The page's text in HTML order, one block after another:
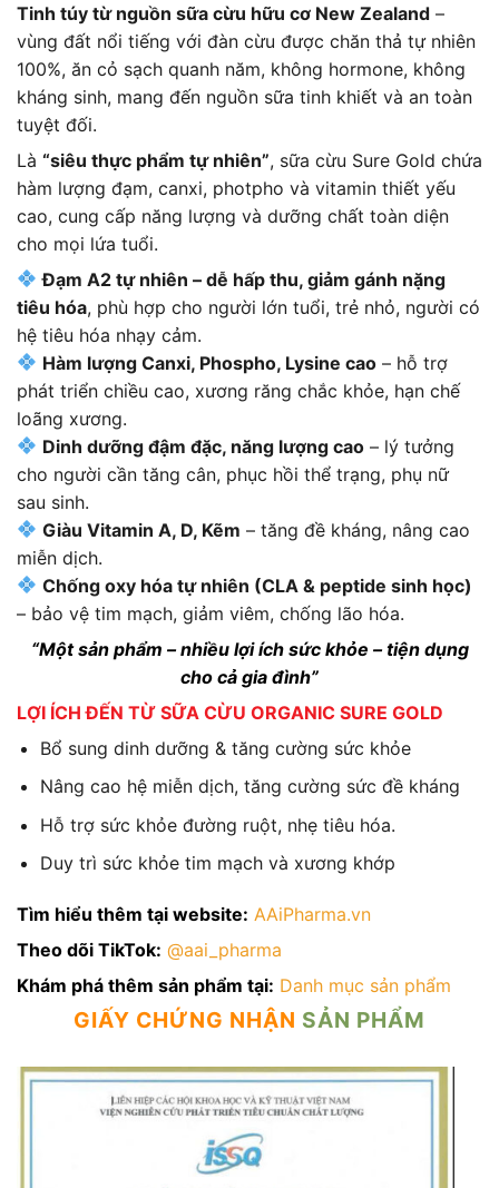
Tinh túy từ nguồn sữa cừu hữu cơ New Zealand –
vùng đất nổi tiếng với đàn cừu được chăn thả tự nhiên
100%, ăn cỏ sạch quanh năm, không hormone, không
kháng sinh, mang đến nguồn sữa tinh khiết và an toàn
tuyệt đối.
Là “siêu thực phẩm tự nhiên”, sữa cừu Sure Gold chứa
hàm lượng đạm, canxi, photpho và vitamin thiết yếu
cao, cung cấp năng lượng và dưỡng chất toàn diện
cho mọi lứa tuổi.
Đạm A2 tự nhiên – dễ hấp thu, giảm gánh nặng
tiêu hóa, phù hợp cho người lớn tuổi, trẻ nhỏ, người có
hệ tiêu hóa nhạy cảm.
Hàm lượng Canxi, Phospho, Lysine cao – hỗ trợ
phát triển chiều cao, xương răng chắc khỏe, hạn chế
loãng xương.
Dinh dưỡng đậm đặc, năng lượng cao – lý tưởng
cho người cần tăng cân, phục hồi thể trạng, phụ nữ
sau sinh.
Giàu Vitamin A, D, Kẽm – tăng đề kháng, nâng cao
miễn dịch.
Chống oxy hóa tự nhiên (CLA & peptide sinh học)
– bảo vệ tim mạch, giảm viêm, chống lão hóa.
“Một sản phẩm – nhiều lợi ích sức khỏe – tiện dụng
cho cả gia đình”
LỢI ÍCH ĐẾN TỪ SỮA CỪU ORGANIC SURE GOLD
Bổ sung dinh dưỡng & tăng cường sức khỏe
Nâng cao hệ miễn dịch, tăng cường sức đề kháng
Hỗ trợ sức khỏe đường ruột, nhẹ tiêu hóa.
Duy trì sức khỏe tim mạch và xương khớp
Tìm hiểu thêm tại website: AAiPharma.vn
Theo dõi TikTok: @aai_pharma
Khám phá thêm sản phẩm tại: Danh mục sản phẩm
GIẤY CHỨNG NHẬN SẢN PHẨM